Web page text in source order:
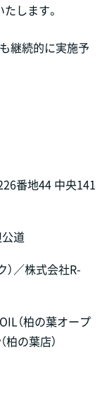
します。
も継続的に実施予
番地44 中央141
道
）／株式会社R-
（柏の葉オープ
の葉店）